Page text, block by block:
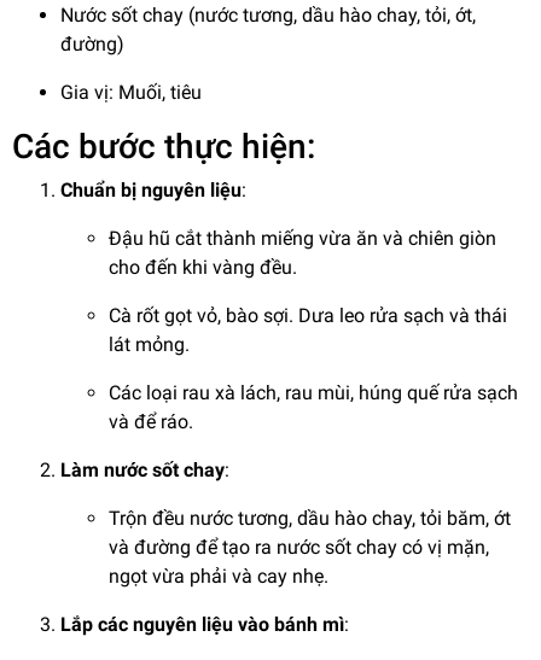
Nước sốt chay (nước tương, dầu hào chay, tỏi, ớt,
đường)
Gia vị: Muối, tiêu
Các bước thực hiện:
Chuẩn bị nguyên liệu:
Đậu hũ cắt thành miếng vừa ăn và chiên giòn
cho đến khi vàng đều.
Cà rốt gọt vỏ, bào sợi. Dưa leo rửa sạch và thái
lát mỏng.
Các loại rau xà lách, rau mùi, húng quế rửa sạch
và để ráo.
Làm nước sốt chay:
Trộn đều nước tương, dầu hào chay, tỏi băm, ớt
và đường để tạo ra nước sốt chay có vị mặn,
ngọt vừa phải và cay nhẹ.
Lắp các nguyên liệu vào bánh mì: